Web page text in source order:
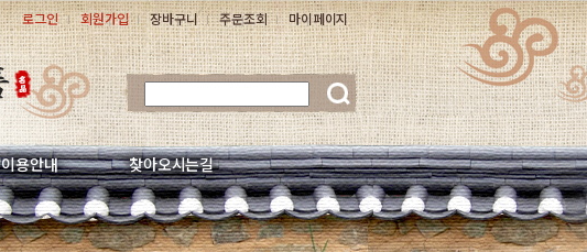
로그인 회원가입 장바구니 주문조회 마이페이지
이용안내 찾아오시는길